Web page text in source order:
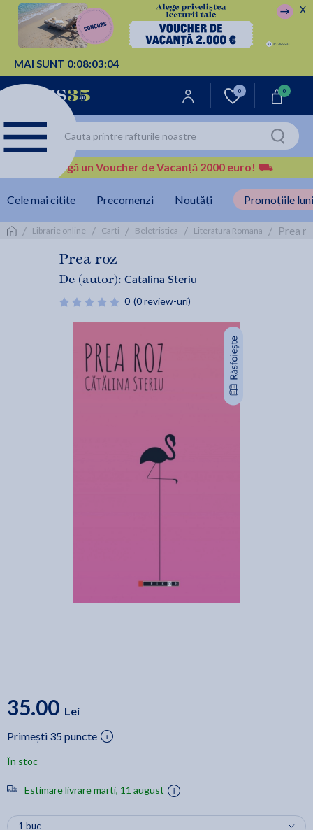
MAI SUNT 0:08:03:04
X
0 0
Câștigă un Voucher de Vacanță 2000 euro! ⛟
Cele mai citite Precomenzi Noutăți Promoțiile
/ Librarie online / Carti / Beletristica / Literatura Romana / Prea
Prea roz
De (autor): Catalina Steriu
0 (0 review-uri)
35.00 Lei
Primești 35 puncte
În stoc
Estimare livrare marti, 11 august